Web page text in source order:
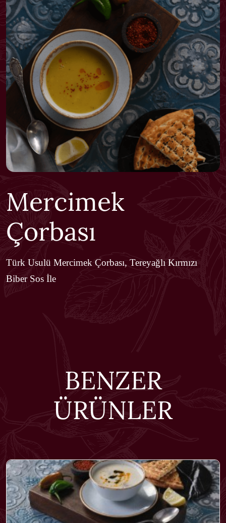
Mercimek
Çorbası
Türk Usulü Mercimek Çorbası, Tereyağlı Kırmızı
Biber Sos İle
BENZER
ÜRÜNLER